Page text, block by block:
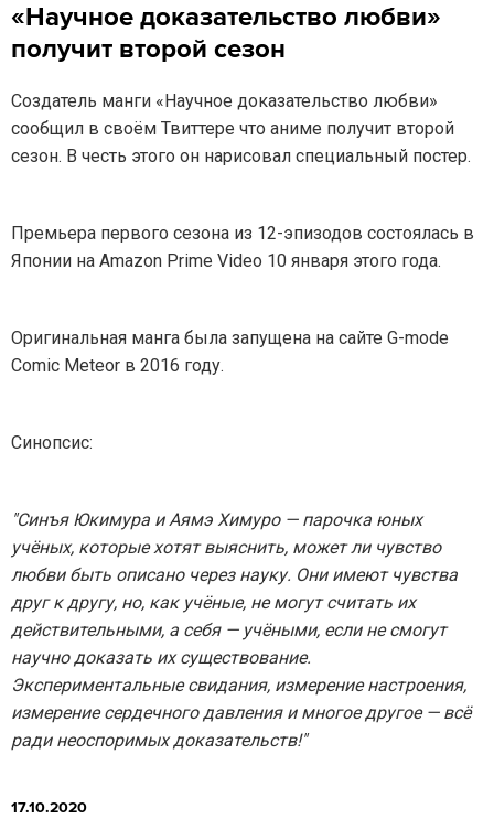
«Научное доказательство любви»
получит второй сезон
Создатель манги «Научное доказательство любви»
сообщил в своём Твиттере что аниме получит второй
сезон. В честь этого он нарисовал специальный постер.
Премьера первого сезона из 12-эпизодов состоялась в
Японии на Amazon Prime Video 10 января этого года.
Оригинальная манга была запущена на сайте G-mode
Comic Meteor в 2016 году.
Синопсис:
"Синъя Юкимура и Аямэ Химуро — парочка юных
учёных, которые хотят выяснить, может ли чувство
любви быть описано через науку. Они имеют чувства
друг к другу, но, как учёные, не могут считать их
действительными, а себя — учёными, если не смогут
научно доказать их существование.
Экспериментальные свидания, измерение настроения,
измерение сердечного давления и многое другое — всё
ради неоспоримых доказательств!"
17.10.2020